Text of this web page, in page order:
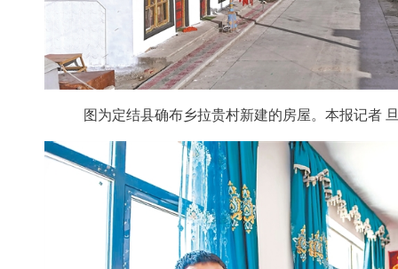
图为定结县确布乡拉贵村新建的房屋。本报记者